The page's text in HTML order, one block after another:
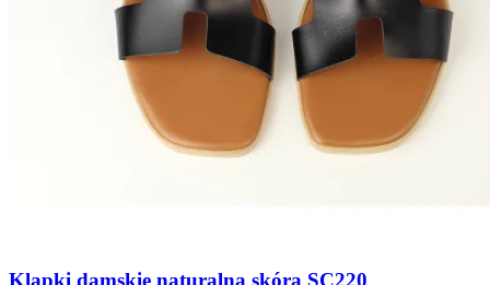
Klapki damskie naturalna skóra SC220